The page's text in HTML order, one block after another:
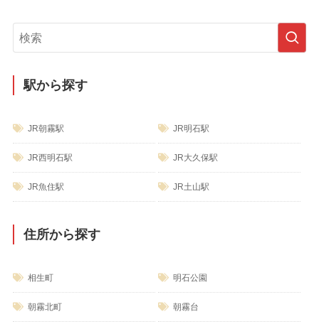
リ
ー
駅から探す
JR朝霧駅 JR明石駅
JR西明石駅 JR大久保駅
JR魚住駅 JR土山駅
住所から探す
相生町 明石公園
朝霧北町 朝霧台